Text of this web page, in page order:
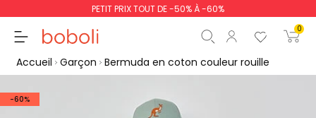
PETIT PRIX TOUT DE -50% À -60%
0
Accueil Garçon Bermuda en coton couleur rouille
-60%